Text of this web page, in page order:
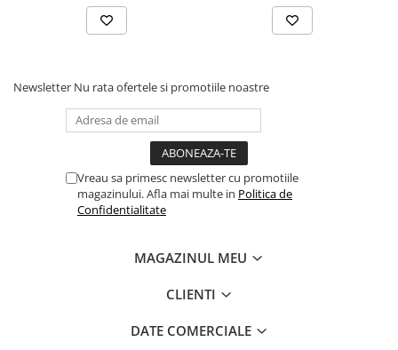
Newsletter Nu rata ofertele si promotiile noastre
Vreau sa primesc newsletter cu promotiile
magazinului. Afla mai multe in Politica de
Confidentialitate
MAGAZINUL MEU
CLIENTI
DATE COMERCIALE